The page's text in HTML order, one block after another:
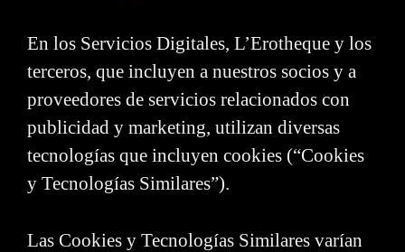
En los Servicios Digitales, L’Erotheque y los
terceros, que incluyen a nuestros socios y a
proveedores de servicios relacionados con
publicidad y marketing, utilizan diversas
tecnologías que incluyen cookies (“Cookies
y Tecnologías Similares”).
Las Cookies y Tecnologías Similares varían